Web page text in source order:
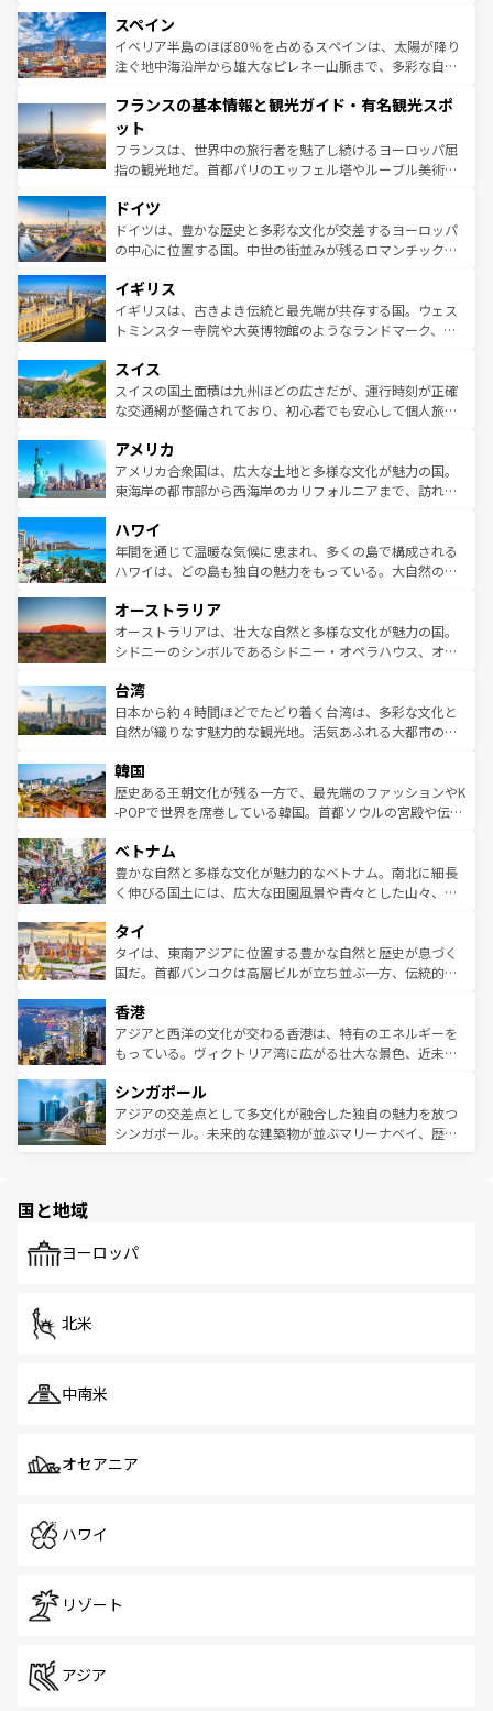
ろん、トスカーナの美しい田園風景やアマルフィ海岸の絶
景など、自然景観も見逃せない。観光の合間には、本場の
ピザやパスタなど、絶品のイタリア料理を堪能することも
ませてくれるイタリアで、忘れられない旅をしてみよう！
なお、新着のイタリア情報は
しい。
スペイン
イベリア半島のほぼ80％を占めるスペインは、太陽が降り
注ぐ地中海沿岸から雄大なピレネー山脈まで、多彩な自然
文化が根付くこの国では、情熱的なフラメンコ、熱気あふ
れる闘牛、そして美味しいタパスが生活の一部となってい
る。首都マドリードの洗練された雰囲気や、バルセロナの
アートに溢れた街角から、地方では古代ローマ遺跡や中世
せる。地方によって風土や気候が異なるスペインはその個
性で訪れる人を魅了する。 なお、新着のスペイン情報は コ
ンテンツ一覧を参照してほしい。
フランスの基本情報と観光ガイド・有名観光スポ
ット
フランスは、世界中の旅行者を魅了し続けるヨーロッパ屈
指の観光地だ。首都パリのエッフェル塔やルーブル美術館
で、幅広い魅力が詰まっている。華麗な宮殿、歴史的な大
聖堂、美しいビーチ、そして豊かな自然が、訪れる者を心
から魅了する。また、フランスは美食の国としても知ら
いる。シャンパンの発祥地であるランス、プロヴァンスの
香り高いラベンダー畑など、多彩な楽しみ方が可能だ。さ
らに、パリ以外の地域にも魅力が溢れており、どの街角に
れる地方に足を運ぶとそれぞれで全く異なる文化を体験で
きるだろう。 なお、新着のフランス情報はコンテンツ一覧
を参照してほしい。
ドイツ
ドイツは、豊かな歴史と多彩な文化が交差するヨーロッパ
の中心に位置する国。中世の街並みが残るロマンチック街
顔を持つこの国は、どこを歩いても飽きることがない。ベ
ルリンの文化的活気、バイエルン州のアルプスの絶景、そ
してライン川沿いのワイン畑といった風景は必見。ビール
は、お酒好きな人にはぜひ体験してほしい。 なお、新着の
ドイツ情報はコンテンツ一覧を参照してほしい。
イギリス
イギリスは、古きよき伝統と最先端が共存する国。ウェス
トミンスター寺院や大英博物館のようなランドマーク、歴
リアごとに異なる魅力がある。また、優雅なアフタヌーン
ティー、ビール好きにはたまらない英国パブ、サッカー観
戦など、本場だからこそできる体験も豊富。イギリスを旅
ンツ一覧を参照してほしい。
スイス
スイスの国土面積は九州ほどの広さだが、運行時刻が正確
な交通網が整備されており、初心者でも安心して個人旅行
の建物がそのまま残る町や、スイスならではのユニークな
博物館もあり、アルプス観光だけでなく町歩きも満喫する
ことができる。国民の所得が高いため物価も高いが、旅行
ば市内交通費無料で観光を楽しむこともできる。 なお、新
着のスイス情報はコンテンツ一覧 を参照してほしい。
アメリカ
アメリカ合衆国は、広大な土地と多様な文化が魅力の国。
東海岸の都市部から西海岸のカリフォルニアまで、訪れる
のような巨大都市は、観光、ショッピング、エンターテイ
ンメントが詰まった刺激的なスポットだ。一方、アメリカ
西部には大自然が広がり、グランドキャニオンやイエロー
部のニューオーリンズでは、音楽と美食が融合した独特の
文化が魅力。旅行者はアメリカの各地域で異なる魅力を楽
しみながら、その多様性と豊かな歴史を感じることができ
ならではの贅沢な旅のスタイルだ。 なお、新着のアメリカ
情報はコンテンツ一覧を参照してほしい。
ハワイ
年間を通じて温暖な気候に恵まれ、多くの島で構成される
ハワイは、どの島も独自の魅力をもっている。大自然の神
ワイ島は見逃せない。また、定番の観光地といえばオアフ
島だが、静かな自然を求めるならマウイ島やカウアイ島が
おすすめ。エメラルドグリーンに輝く海をはじめ、豊かな
れるおもてなしの心で訪れる人々を迎えてくれるハワイの
人々、おいしいローカルフードやハワイアンミュージッ
ク、伝統的なフラダンスなど、すべてがハワイの魅力を彩
ワイを、存分に味わってほしい。 なお、新着のハワイ情報
はコンテンツ一覧を参照してほしい。
オーストラリア
オーストラリアは、壮大な自然と多様な文化が魅力の国。
シドニーのシンボルであるシドニー・オペラハウス、オー
リアリーフや大陸中央部にそびえるウルル（エアーズロッ
ク）、タスマニアの美しい原生林やケアンズの熱帯雨林な
ど、見どころがたくさん。また、カフェやワイン、オージ
いる。アクティビティも充実しており、サーフィンやダイ
ビング、ハイキングなど、アウトドア好きにはたまらな
い。オーストラリアの多彩な魅力を存分に味わいつくそ
参照してほしい。
台湾
日本から約４時間ほどでたどり着く台湾は、多彩な文化と
自然が織りなす魅力的な観光地。活気あふれる大都市の台
ン）、静ひつな山岳地帯である台湾東部など、都市の喧騒
と山間の静けさが共存しており、訪れる人に新しい発見と
驚きをもたらしてくれる。また、奥深い台湾の食文化も魅
容にもいいと評判のスイーツなど、バラエティ豊かな料理
が味わえる。 なお、新着の台湾情報は コンテンツ一覧を参
照してほしい。
韓国
歴史ある王朝文化が残る一方で、最先端のファッションやK
-POPで世界を席巻している韓国。首都ソウルの宮殿や伝統
き、地方に足を延ばせば四季折々の自然美を楽しむことが
できる。そして、キムチや焼肉、絶品のストリートフード
まで、さまざまな韓国料理が待っている。夜には、韓国な
リティに包まれながら、韓国の多彩な魅力を心ゆくまで味
わってみてほしい。 なお、新着の韓国情報はコンテンツ一
覧を参照してほしい。
ベトナム
豊かな自然と多様な文化が魅力的なベトナム。南北に細長
く伸びる国土には、広大な田園風景や青々とした山々、世
急速な発展と共に伝統が息づく。ハノイの古い町並みやホ
ーチミン市のフランス統治時代の建物も、独特の雰囲気を
醸し出している。また、バラエティの豊かさとおいしさで
とつ。フォーやバインミー、ベトナムコーヒーなどは、ぜ
ひ現地で味わいたい。どの地域を訪れてもあたたかい人々
が旅行者を迎えてくれるので、きっと忘れられない旅にな
参照してほしい。
タイ
タイは、東南アジアに位置する豊かな自然と歴史が息づく
国だ。首都バンコクは高層ビルが立ち並ぶ一方、伝統的な
の活気が交差している。北部ではチェンマイなどの山岳地
帯で自然と触れ合い、南部ではプーケットやクラビの美し
いビーチでリゾート気分を楽しむことができる。タイ料理
激する。気候は一年中温暖で、どの季節にも異なる楽しみ
が待っている。親しみやすいタイの人々、仏教を中心とし
た文化、そして多様な観光資源が、訪れる旅人を魅了し続
香港
アジアと西洋の文化が交わる香港は、特有のエネルギーを
もっている。ヴィクトリア湾に広がる壮大な景色、近未来
み、どこを訪れても感動するはず。観光スポットが密集し
ており、効率よく見どころを回れるのも魅力。息をのむよ
うな絶景から文化的な体験まで、香港を存分に楽しみ尽く
シンガポール
アジアの交差点として多文化が融合した独自の魅力を放つ
シンガポール。未来的な建築物が並ぶマリーナベイ、歴史
で、ホーカーズは地元の風情を楽しめる外せないスポット
国と地域
ヨーロッパ
北米
中南米
オセアニア
ハワイ
リゾート
アジア